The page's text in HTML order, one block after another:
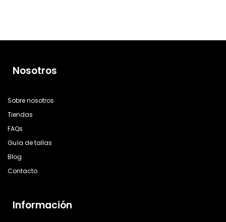
Nosotros
Sobre nosotros
Tiendas
FAQs
Guía de tallas
Blog
Contacto
Información